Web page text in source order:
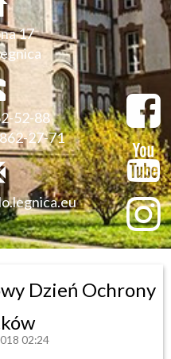
17
52-88
27-71
Dzień Ochrony
02:24